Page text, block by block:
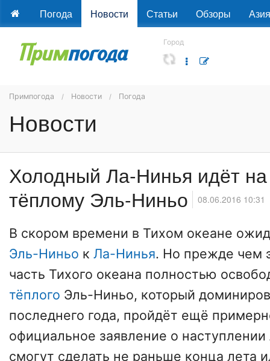
Погода Новости Статьи Обзоры Азия
Город
Примпогода Новости Погода
Новости
Холодный Ла-Нинья идёт
тёплому Эль-Ниньо
08.06.2016 10:31
В скором времени в Тихом океане
Эль-Ниньо к Ла-Нинья. Но прежде чем
часть Тихого океана полностью
тёплого Эль-Ниньо, который
последнего года, пройдёт ещё
официальное заявление о
смогут сделать не раньше конца лета